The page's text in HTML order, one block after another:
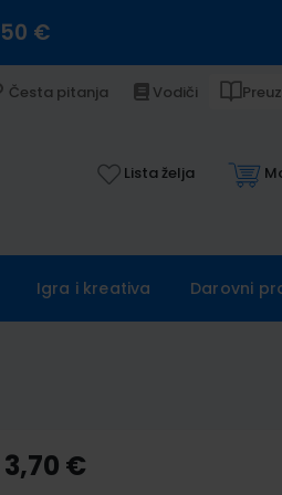
€
Česta pitanja Vodiči
Lista želja
Igra i kreativa Darovni
3,70 €